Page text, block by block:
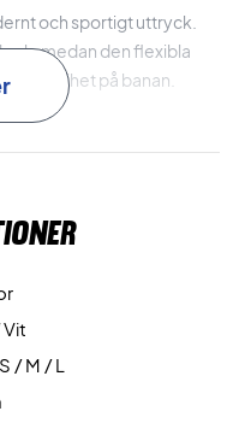
och sportigt uttryck.
medan den flexibla
på banan.
Vit
/ M / L